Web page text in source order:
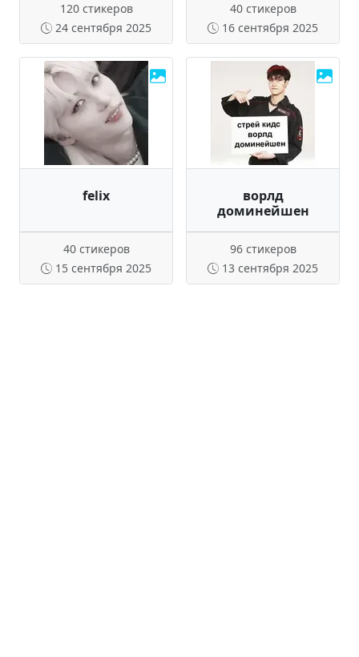
120 стикеров
24 сентября 2025
40 стикеров
16 сентября 2025
felix
40 стикеров
15 сентября 2025
ворлд
доминейшен
96 стикеров
13 сентября 2025